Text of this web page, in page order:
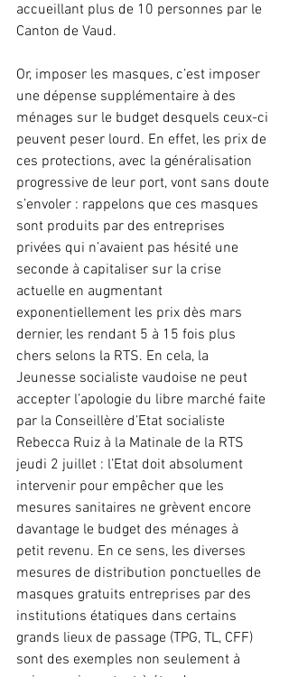
accueillant plus de 10 personnes par le
Canton de Vaud.
Or, imposer les masques, c’est imposer
une dépense supplémentaire à des
ménages sur le budget desquels ceux-ci
peuvent peser lourd. En effet, les prix de
ces protections, avec la généralisation
progressive de leur port, vont sans doute
s’envoler : rappelons que ces masques
sont produits par des entreprises
privées qui n’avaient pas hésité une
seconde à capitaliser sur la crise
actuelle en augmentant
exponentiellement les prix dès mars
dernier, les rendant 5 à 15 fois plus
chers selons la RTS. En cela, la
Jeunesse socialiste vaudoise ne peut
accepter l’apologie du libre marché faite
par la Conseillère d’Etat socialiste
Rebecca Ruiz à la Matinale de la RTS
jeudi 2 juillet : l’Etat doit absolument
intervenir pour empêcher que les
mesures sanitaires ne grèvent encore
davantage le budget des ménages à
petit revenu. En ce sens, les diverses
mesures de distribution ponctuelles de
masques gratuits entreprises par des
institutions étatiques dans certains
grands lieux de passage (TPG, TL, CFF)
sont des exemples non seulement à